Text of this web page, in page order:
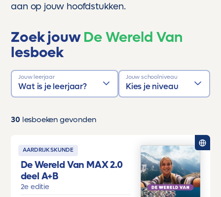
aan op jouw hoofdstukken.
Zoek jouwDe Wereld Van
lesboek
Jouw leerjaar
Wat is je leerjaar?
Jouw schoolniveau
Kies je niveau
30 lesboeken gevonden
AARDRIJKSKUNDE
De Wereld Van MAX 2.0
deel A+B
2e editie